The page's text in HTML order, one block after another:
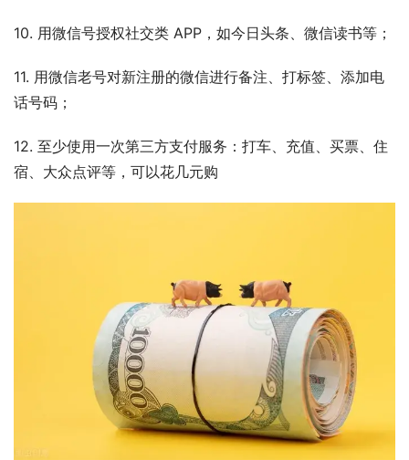
10. 用微信号授权社交类 APP，如今日头条、微信读书等；
11. 用微信老号对新注册的微信进行备注、打标签、添加电
话号码；
12. 至少使用一次第三方支付服务：打车、充值、买票、住
宿、大众点评等，可以花几元购